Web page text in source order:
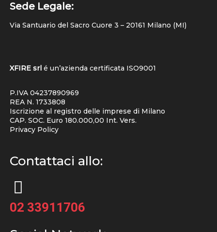
Sede Legale:
Via Santuario del Sacro Cuore 3 – 20161 Milano (MI)
XFIRE srl é un’azienda certificata ISO9001
P.IVA 04237890969
REA N. 1733808
Iscrizione al registro delle imprese di Milano
CAP. SOC. Euro 180.000,00 Int. Vers.
Privacy Policy
Contattaci allo:
02 33911706